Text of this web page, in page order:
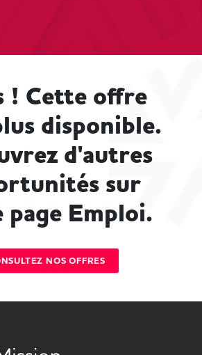
! Cette offre
disponible.
d'autres
sur
Emploi.
NOS OFFRES